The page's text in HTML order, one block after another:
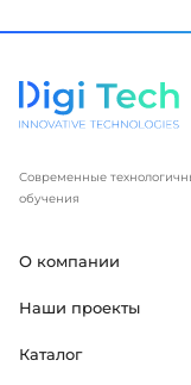
Современные
обучения
О компании
Наши проекты
Каталог